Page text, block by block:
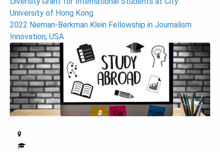
navigation
University of Hong Kong
2022 Nieman-Berkman Klein Fellowship in Journalism
Innovation, USA